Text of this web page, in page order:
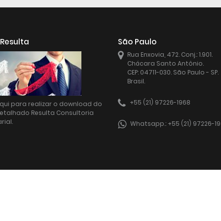
Gabriel Okamoto
Gerência
/ Consultor Senior
Cláudio Tadeu de
Consultor Senior
para realizar o download do
Resulta Consultoria
São Paulo
Rua Enxovia, 472. Conj.: 1.901.
Chácara Santo Antônio.
CEP: 04711-030. São Paulo - SP.
Brasil.
+55 (21) 97226-1968
Whatsapp.: +55 (21) 97226-